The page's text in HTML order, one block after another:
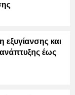
και
έως